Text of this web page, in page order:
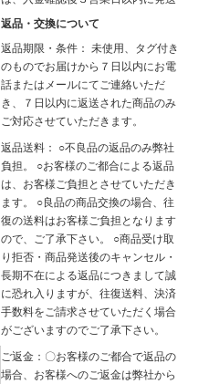
返品・交換について
返品期限・条件： 未使用、タグ付き
のものでお届けから７日以内にお電
話またはメールにてご連絡いただ
き、７日以内に返送された商品のみ
ご対応させていただきます。
返品送料： ○不良品の返品のみ弊社
負担。 ○お客様のご都合による返品
は、お客様ご負担とさせていただき
ます。 ○良品の商品交換の場合、往
復の送料はお客様ご負担となります
ので、ご了承下さい。 ○商品受け取
り拒否・商品発送後のキャンセル・
長期不在による返品につきまして誠
に恐れ入りますが、往復送料、決済
手数料をご請求させていただく場合
がございますのでご了承下さい。
ご返金：〇お客様のご都合で返品の
場合、お客様へのご返金は弊社から